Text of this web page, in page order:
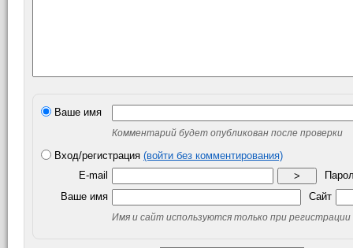
Ваше имя
Комментарий будет опубликован после проверки
Вход/регистрация (войти без комментирования)
E-mail
>
Ваше имя
Сайт
Имя и сайт используются только при регистрации